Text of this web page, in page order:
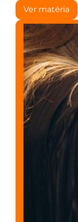
Ver matéria